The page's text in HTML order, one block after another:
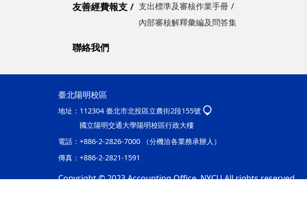
友善經費報支
支出標準及審核作業手冊
內部審核解釋彙編及問答集
聯絡我們
臺北陽明校區
地址： 112304 臺北市北投區立農街2段155號
國立陽明交通大學陽明校區行政大樓
電話： +886-2-2826-7000 （分機洽各業務承辦人）
傳真： +886-2-2821-1591
Copyright © 2023 Accounting Office, NYCU All rights reserved